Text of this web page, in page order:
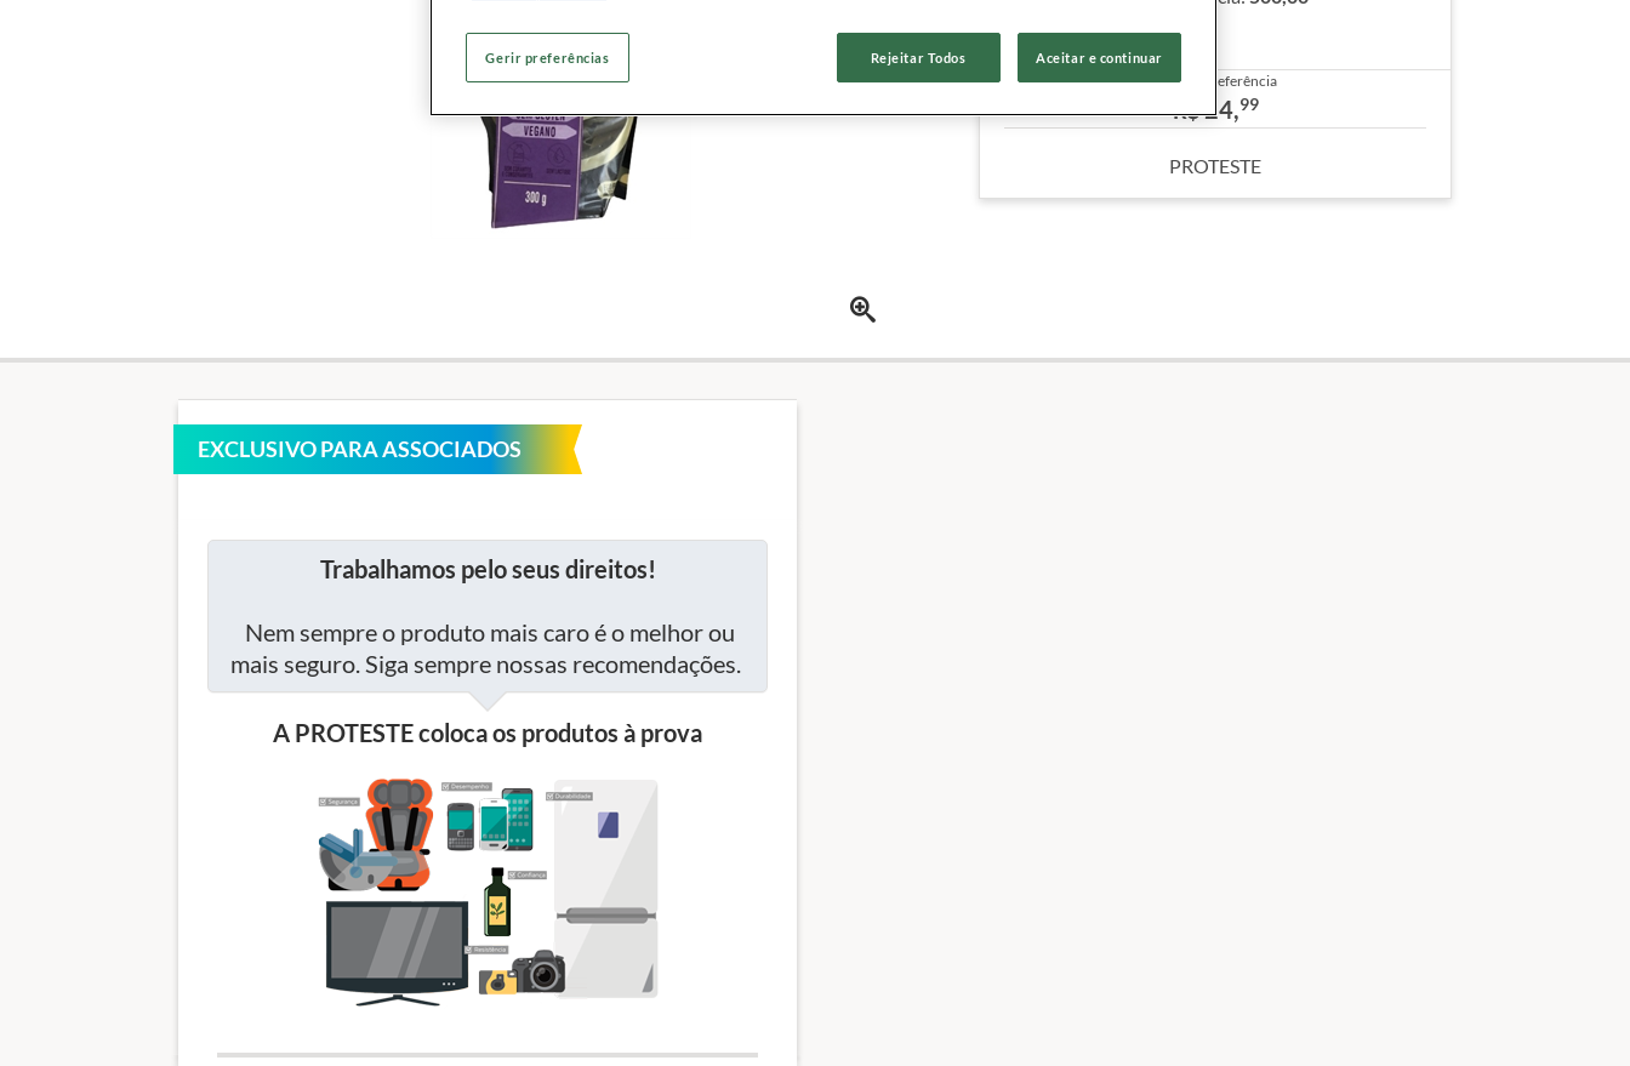
Outras características
Preço de referência
R$24,99
PROTESTE
EXCLUSIVO PARA ASSOCIADOS
Trabalhamos pelo seus direitos!
Nem sempre o produto mais caro é o melhor ou
mais seguro. Siga sempre nossas recomendações.
A PROTESTE coloca os produtos à prova
Rejeitar Todos Aceitar e continuar
Gerir preferências